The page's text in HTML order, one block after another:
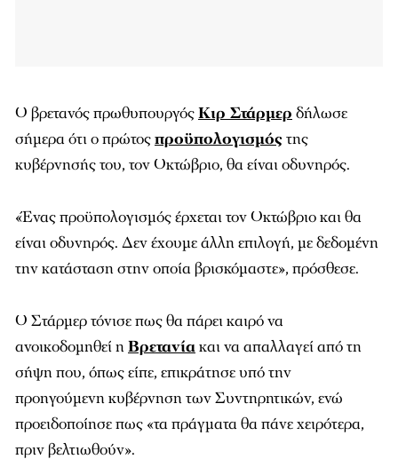
Ο βρετανός πρωθυπουργόςΚιρ Στάρμερ δήλωσε
σήμερα ότι ο πρώτοςπροϋπολογισμόςτης
κυβέρνησής του, τον Οκτώβριο, θα είναι οδυνηρός.
«Ένας προϋπολογισμός έρχεται τον Οκτώβριο και θα
είναι οδυνηρός. Δεν έχουμε άλλη επιλογή, με δεδομένη
την κατάσταση στην οποία βρισκόμαστε», πρόσθεσε.
Ο Στάρμερ τόνισε πως θα πάρει καιρό να
ανοικοδομηθεί ηΒρετανίακαι να απαλλαγεί από τη
σήψη που, όπως είπε, επικράτησε υπό την
προηγούμενη κυβέρνηση των Συντηρητικών, ενώ
προειδοποίησε πως «τα πράγματα θα πάνε χειρότερα,
πριν βελτιωθούν».